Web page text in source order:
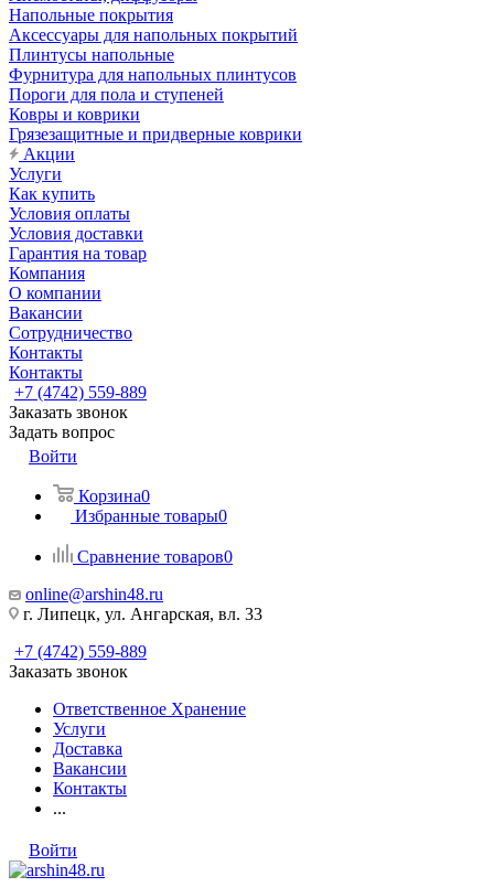
Напольные покрытия
Аксессуары для напольных покрытий
Плинтусы напольные
Фурнитура для напольных плинтусов
Пороги для пола и ступеней
Ковры и коврики
Грязезащитные и придверные коврики
Акции
Услуги
Как купить
Условия оплаты
Условия доставки
Гарантия на товар
Компания
О компании
Вакансии
Сотрудничество
Контакты
Контакты
+7 (4742) 559-889
Заказать звонок
Задать вопрос
Войти
Корзина0
Избранные товары0
Сравнение товаров0
online@arshin48.ru
г. Липецк, ул. Ангарская, вл. 33
+7 (4742) 559-889
Заказать звонок
Ответственное Хранение
Услуги
Доставка
Вакансии
Контакты
...
Войти